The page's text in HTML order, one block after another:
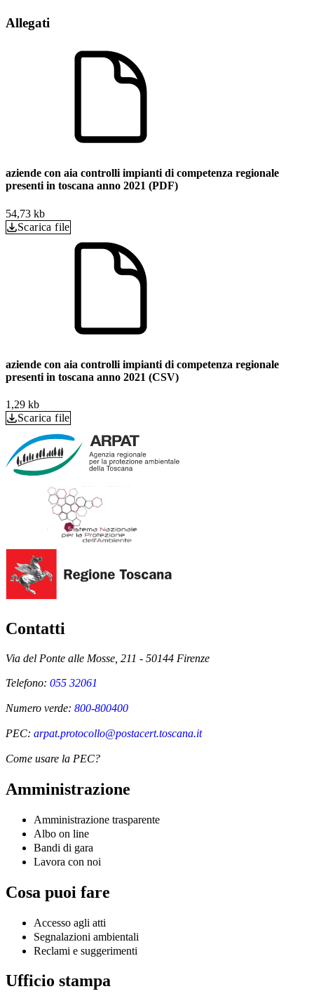
Allegati
aziende con aia controlli impianti di competenza regionale
presenti in toscana anno 2021 (PDF)
54,73 kb
Scarica file
aziende con aia controlli impianti di competenza regionale
presenti in toscana anno 2021 (CSV)
1,29 kb
Scarica file
Contatti
Via del Ponte alle Mosse, 211 - 50144 Firenze
Telefono: 055 32061
Numero verde: 800-800400
PEC: arpat.protocollo@postacert.toscana.it
Come usare la PEC?
Amministrazione
Amministrazione trasparente
Albo on line
Bandi di gara
Lavora con noi
Cosa puoi fare
Accesso agli atti
Segnalazioni ambientali
Reclami e suggerimenti
Ufficio stampa